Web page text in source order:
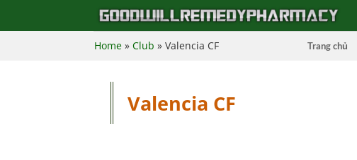
Home » Club » Valencia CF Trang chủ
Valencia CF